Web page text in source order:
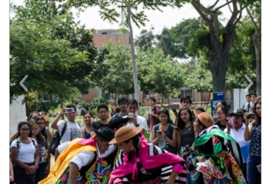
2 de 8
Previous Next
Previous Next